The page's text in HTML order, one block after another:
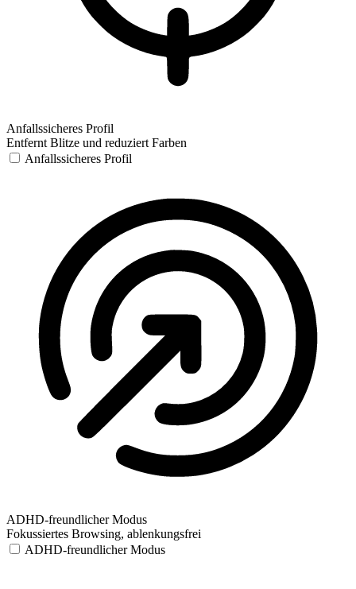
Anfallssicheres Profil
Entfernt Blitze und reduziert Farben
Anfallssicheres Profil
ADHD-freundlicher Modus
Fokussiertes Browsing, ablenkungsfrei
ADHD-freundlicher Modus